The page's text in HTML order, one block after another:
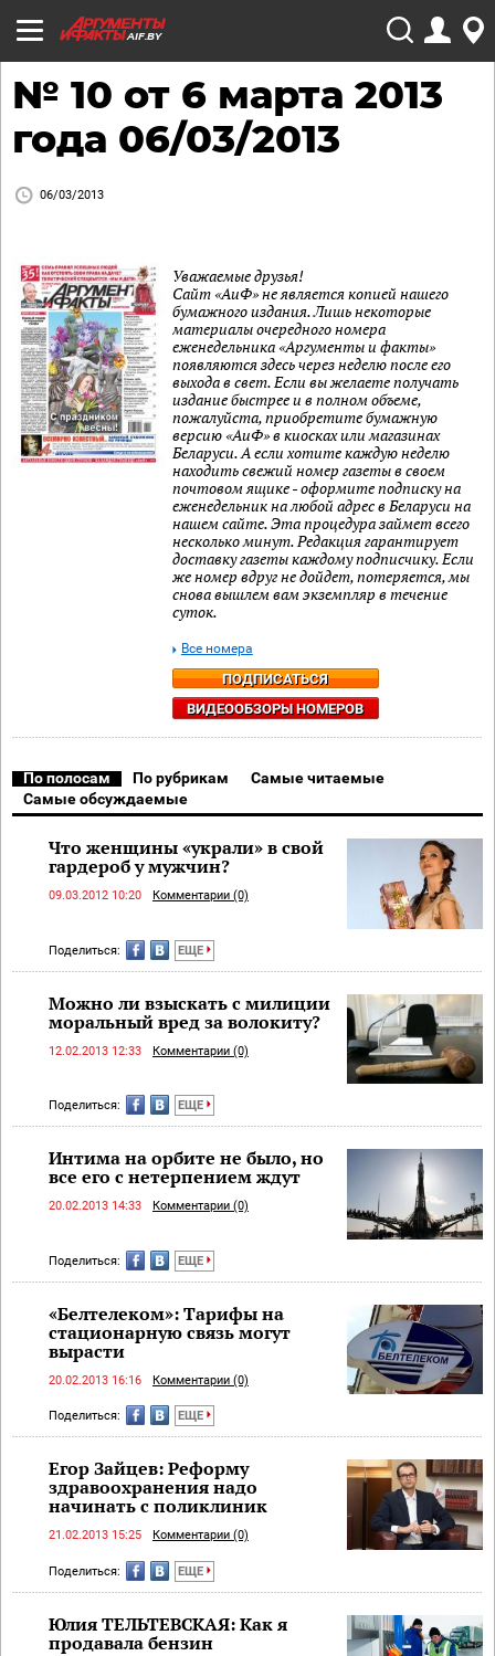
AIF.BY
№ 10 от 6 марта 2013
года 06/03/2013
06/03/2013
Уважаемые друзья!
Сайт «АиФ» не является копией нашего
бумажного издания. Лишь некоторые
материалы очередного номера
еженедельника «Аргументы и факты»
появляются здесь через неделю после его
выхода в свет. Если вы желаете получать
издание быстрее и в полном объеме,
пожалуйста, приобретите бумажную
версию «АиФ» в киосках или магазинах
Беларуси. А если хотите каждую неделю
находить свежий номер газеты в своем
почтовом ящике - оформите подписку на
еженедельник на любой адрес в Беларуси на
нашем сайте. Эта процедура займет всего
несколько минут. Редакция гарантирует
доставку газеты каждому подписчику. Если
же номер вдруг не дойдет, потеряется, мы
снова вышлем вам экземпляр в течение
суток.
ПОДПИСАТЬСЯ
ВИДЕООБЗОРЫ НОМЕРОВ
Все номера
По полосам По рубрикам
Самые читаемые
Самые обсуждаемые
Что женщины «украли» в свой
гардероб у мужчин?
09.03.2012 10:20 Комментарии (0)
Поделиться: ЕЩЕ
Можно ли взыскать c милиции
моральный вред за волокиту?
12.02.2013 12:33 Комментарии (0)
Поделиться: ЕЩЕ
Интима на орбите не было, но
все его с нетерпением ждут
20.02.2013 14:33 Комментарии (0)
Поделиться: ЕЩЕ
«Белтелеком»: Тарифы на
стационарную связь могут
вырасти
20.02.2013 16:16 Комментарии (0)
Поделиться: ЕЩЕ
Егор Зайцев: Реформу
здравоохранения надо
начинать с поликлиник
21.02.2013 15:25 Комментарии (0)
Поделиться: ЕЩЕ
Юлия ТЕЛЬТЕВСКАЯ: Как я
продавала бензин